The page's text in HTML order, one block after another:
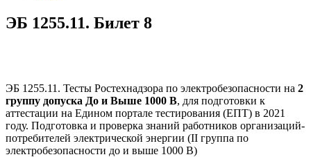
ЭБ 1255.11. Билет 8
ЭБ 1255.11. Тесты Ростехнадзора по электробезопасности на 2
группу допуска До и Выше 1000 В, для подготовки к
аттестации на Едином портале тестирования (ЕПТ) в 2021
году. Подготовка и проверка знаний работников организаций-
потребителей электрической энергии (II группа по
электробезопасности до и выше 1000 В)